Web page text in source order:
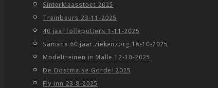
Sinterklaasstoet 2025
Treinbeurs 23-11-2025
40 jaar lollepotters 1-11-2025
Samana 60 jaar ziekenzorg 16-10-2025
Modeltreinen in Malle 12-10-2025
De Oostmalse Gordel 2025
Fly-Inn 23-8-2025